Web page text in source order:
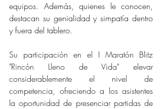
equipos. Además, quienes le conocen,
destacan su genialidad y simpatía dentro
y fuera del tablero.
Su participación en el I Maratón Blitz
"Rincón Lleno de Vida" elevar
considerablemente el nivel de
competencia, ofreciendo a los asistentes
la oportunidad de presenciar partidas de